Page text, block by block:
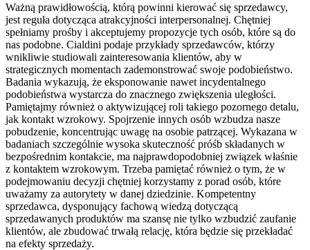
Ważną prawidłowością, którą powinni kierować się sprzedawcy,
jest reguła dotycząca atrakcyjności interpersonalnej. Chętniej
spełniamy prośby i akceptujemy propozycje tych osób, które są do
nas podobne. Cialdini podaje przykłady sprzedawców, którzy
wnikliwie studiowali zainteresowania klientów, aby w
strategicznych momentach zademonstrować swoje podobieństwo.
Badania wykazują, że eksponowanie nawet incydentalnego
podobieństwa wystarcza do znacznego zwiększenia uległości.
Pamiętajmy również o aktywizującej roli takiego pozornego detalu,
jak kontakt wzrokowy. Spojrzenie innych osób wzbudza nasze
pobudzenie, koncentrując uwagę na osobie patrzącej. Wykazana w
badaniach szczególnie wysoka skuteczność próśb składanych w
bezpośrednim kontakcie, ma najprawdopodobniej związek właśnie
z kontaktem wzrokowym. Trzeba pamiętać również o tym, że w
podejmowaniu decyzji chętniej korzystamy z porad osób, które
uważamy za autorytety w danej dziedzinie. Kompetentny
sprzedawca, dysponujący fachową wiedzą dotyczącą
sprzedawanych produktów ma szansę nie tylko wzbudzić zaufanie
klientów, ale zbudować trwałą relację, która będzie się przekładać
na efekty sprzedaży.